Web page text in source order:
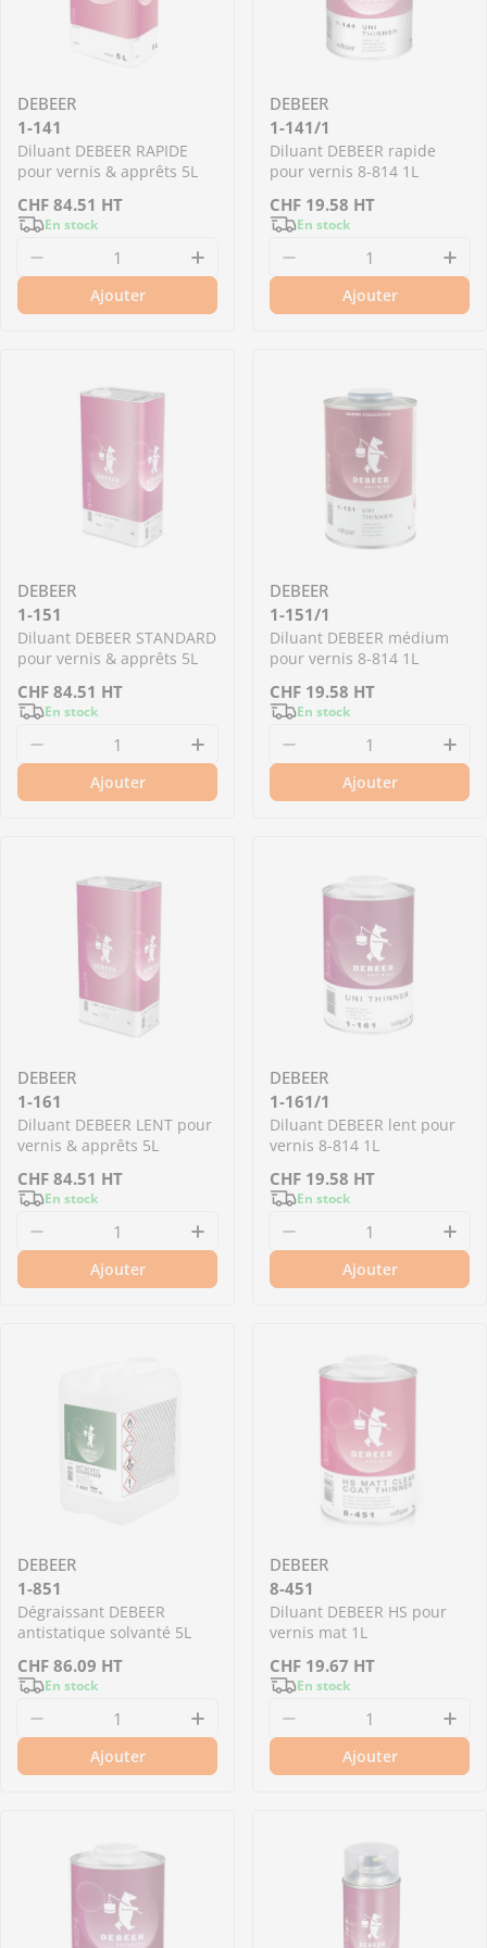
DEBEER
1-141
Diluant DEBEER RAPIDE
pour vernis & apprêts 5L
Prix
de
vente
CHF 84.51 HT
En stock
Diminuer la quantité pour 1-141 - Diluant
Augmenter la quantité pour
Ajouter
DEBEER
1-141/1
Diluant DEBEER rapide
pour vernis 8-814 1L
Prix
de
vente
CHF 19.58 HT
En stock
Diminuer la
Ajouter
DEBEER
1-151
Diluant DEBEER STANDARD
pour vernis & apprêts 5L
Prix
de
vente
CHF 84.51 HT
En stock
Diminuer la quantité pour 1-151 - Diluant
Augmenter la quantité pour
Ajouter
DEBEER
1-151/1
Diluant DEBEER médium
pour vernis 8-814 1L
Prix
de
vente
CHF 19.58 HT
En stock
Diminuer la
Ajouter
DEBEER
1-161
Diluant DEBEER LENT pour
vernis & apprêts 5L
Prix
de
vente
CHF 84.51 HT
En stock
Diminuer la quantité pour 1-161 - Diluant
Augmenter la quantité pour
Ajouter
DEBEER
1-161/1
Diluant DEBEER lent pour
vernis 8-814 1L
Prix
de
vente
CHF 19.58 HT
En stock
Diminuer la
Ajouter
DEBEER
1-851
Dégraissant DEBEER
antistatique solvanté 5L
Prix
de
vente
CHF 86.09 HT
En stock
Diminuer la quantité pour 1-851 -
Augmenter la quantité pour
Ajouter
DEBEER
8-451
Diluant DEBEER HS pour
vernis mat 1L
Prix
de
vente
CHF 19.67 HT
En stock
Diminuer la
Ajouter